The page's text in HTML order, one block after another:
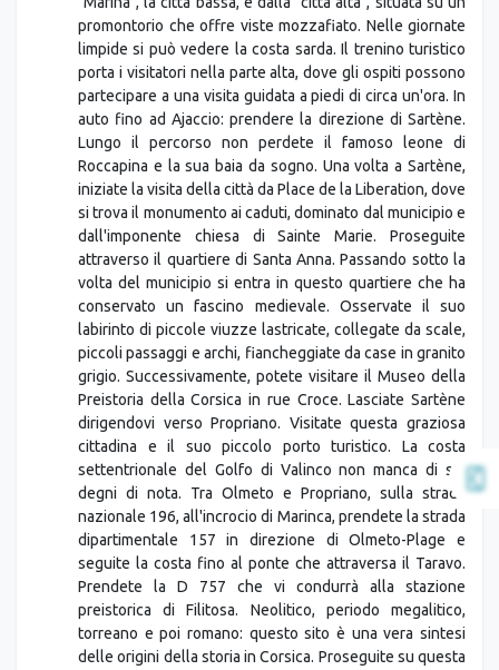
promontorio che offre viste mozzafiato. Nelle giornate
limpide si può vedere la costa sarda. Il trenino turistico
porta i visitatori nella parte alta, dove gli ospiti possono
partecipare a una visita guidata a piedi di circa un'ora. In
auto fino ad Ajaccio: prendere la direzione di Sartène.
Lungo il percorso non perdete il famoso leone di
Roccapina e la sua baia da sogno. Una volta a Sartène,
iniziate la visita della città da Place de la Liberation, dove
si trova il monumento ai caduti, dominato dal municipio e
dall'imponente chiesa di Sainte Marie. Proseguite
attraverso il quartiere di Santa Anna. Passando sotto la
volta del municipio si entra in questo quartiere che ha
conservato un fascino medievale. Osservate il suo
labirinto di piccole viuzze lastricate, collegate da scale,
piccoli passaggi e archi, fiancheggiate da case in granito
grigio. Successivamente, potete visitare il Museo della
Preistoria della Corsica in rue Croce. Lasciate Sartène
dirigendovi verso Propriano. Visitate questa graziosa
cittadina e il suo piccolo porto turistico. La costa
settentrionale del Golfo di Valinco non manca di siti
degni di nota. Tra Olmeto e Propriano, sulla strada
nazionale 196, all'incrocio di Marinca, prendete la strada
dipartimentale 157 in direzione di Olmeto-Plage e
seguite la costa fino al ponte che attraversa il Taravo.
Prendete la D 757 che vi condurrà alla stazione
preistorica di Filitosa. Neolitico, periodo megalitico,
torreano e poi romano: questo sito è una vera sintesi
delle origini della storia in Corsica. Proseguite su questa